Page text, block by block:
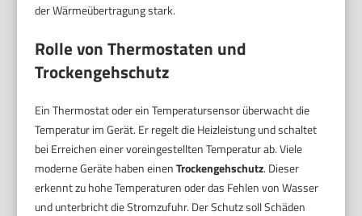
der Wärmeübertragung stark.
Rolle von Thermostaten und
Trockengehschutz
Ein Thermostat oder ein Temperatursensor überwacht die
Temperatur im Gerät. Er regelt die Heizleistung und schaltet
bei Erreichen einer voreingestellten Temperatur ab. Viele
moderne Geräte haben einenTrockengehschutz. Dieser
erkennt zu hohe Temperaturen oder das Fehlen von Wasser
und unterbricht die Stromzufuhr. Der Schutz soll Schäden